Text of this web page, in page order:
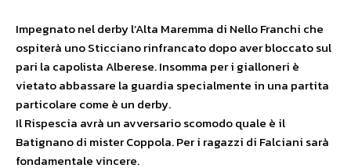
Impegnato nel derby l’Alta Maremma di Nello Franchi che
ospiterà uno Sticciano rinfrancato dopo aver bloccato sul
pari la capolista Alberese. Insomma per i gialloneri è
vietato abbassare la guardia specialmente in una partita
particolare come è un derby.
Il Rispescia avrà un avversario scomodo quale è il
Batignano di mister Coppola. Per i ragazzi di Falciani sarà
fondamentale vincere.